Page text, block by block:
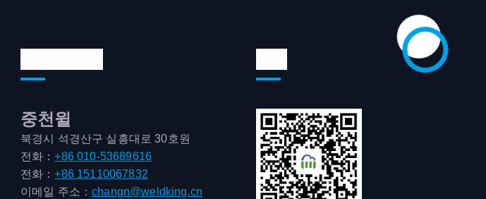
중천윌
북경시 석경산구 실흥대로 30호원
전화：+86 010-53689616
전화：+86 15110067832
이메일 주소：changn@weldking.cn